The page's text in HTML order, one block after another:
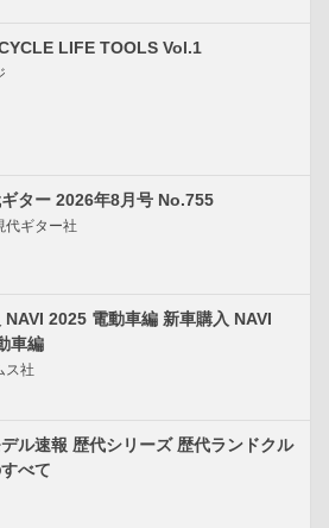
LIFE TOOLS Vol.1
ター 2026年8月号 No.755
代ギター社
NAVI 2025 電動車編 新車購入 NAVI
車編
ス社
ル速報 歴代シリーズ 歴代ランドクル
べて